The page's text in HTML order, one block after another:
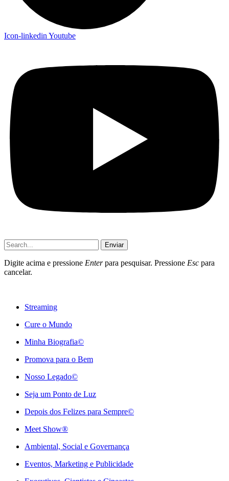
Icon-linkedin Youtube
Enviar
Digite acima e pressione Enterpara pesquisar. Pressione Esc para
cancelar.
Streaming
Cure o Mundo
Minha Biografia©
Promova para o Bem
Nosso Legado©
Seja um Ponto de Luz
Depois dos Felizes para Sempre©️
Meet Show®
Ambiental, Social e Governança
Eventos, Marketing e Publicidade